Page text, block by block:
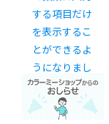
する項目だけ
を表示するこ
とができるよ
うになりまし
た